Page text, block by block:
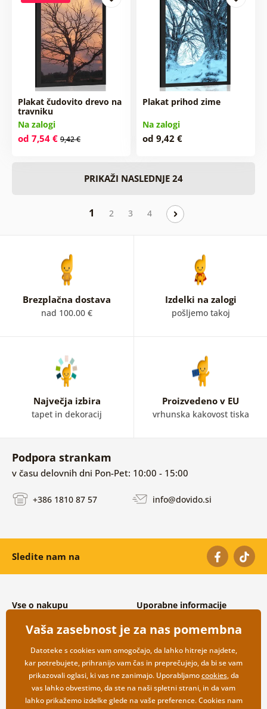
Plakat čudovito drevo na
travniku
Na zalogi
od 7,54 € 9,42 €
Plakat prihod zime
Na zalogi
od 9,42 €
PRIKAŽI NASLEDNJE 24
1 2 3 4
Brezplačna dostava
nad 100.00 €
Izdelki na zalogi
pošljemo takoj
Največja izbira
tapet in dekoracij
Proizvedeno v EU
vrhunska kakovost tiska
Podpora strankam
v času delovnih dni Pon-Pet: 10:00 - 15:00
+386 1810 87 57 info@dovido.si
Sledite nam na
Vse o nakupu
Splošni in reklamacijski pogoji
Varovanje osebnih podatkov
Možnosti dostave in plačila
Vračilo blaga
Uporabne informacije
Pogosto zastavljena vprašanja
Kontakti
Veleprodaja
Vaša zasebnost je za nas pomembna
Datoteke s cookies vam omogočajo, da lahko hitreje najdete,
kar potrebujete, prihranijo vam čas in preprečujejo, da bi se vam
prikazovali oglasi, ki vas ne zanimajo. Uporabljamocookies, da
vas lahko obvestimo, da ste na naši spletni strani, in da vam
lahko prikažemo izdelke glede na vaše preference. Cookies nam